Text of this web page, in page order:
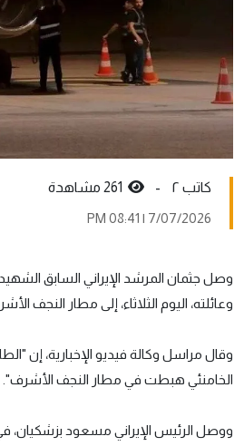
کاتب ٢ -
7/07/2026 | 08:41 PM
وصل جثمان المرشد الإيراني السابق
وعائلته، اليوم الثلاثاء، إلى مطار النجف
وقال مراسل وكالة فيديو الإخبارية، إن
الخامنئي هبطت في مطار النجف الأشرف".
ووصل الرئيس الإيراني مسعود